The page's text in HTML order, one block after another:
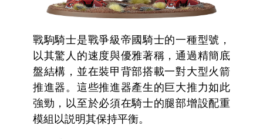
戰駒騎士是戰爭級帝國騎士的一種型號，
以其驚人的速度與優雅著稱，通過精簡底
盤結構，並在裝甲背部搭載一對大型火箭
推進器。這些推進器產生的巨大推力如此
強勁，以至於必須在騎士的腿部增設配重
模組以説明其保持平衡。